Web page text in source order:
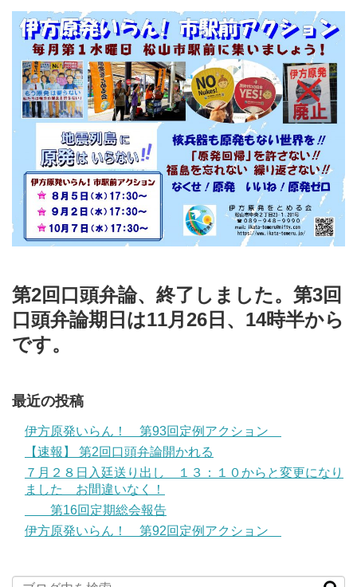
第2回口頭弁論、終了しました。第3回
口頭弁論期日は11月26日、14時半から
です。
最近の投稿
伊方原発いらん！ 第93回定例アクション
【速報】 第2回口頭弁論開かれる
７月２８日入廷送り出し １３：１０からと変更になり
ました お間違いなく！
第16回定期総会報告
伊方原発いらん！ 第92回定例アクション